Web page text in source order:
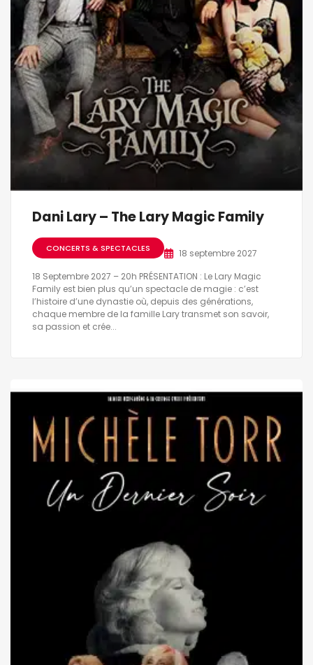
Dani Lary – The Lary Magic Family
CONCERTS & SPECTACLES
18 septembre 2027
18 Septembre 2027 – 20h PRÉSENTATION : Le Lary Magic
Family est bien plus qu’un spectacle de magie : c’est
l’histoire d’une dynastie où, depuis des générations,
chaque membre de la famille Lary transmet son savoir,
sa passion et crée...